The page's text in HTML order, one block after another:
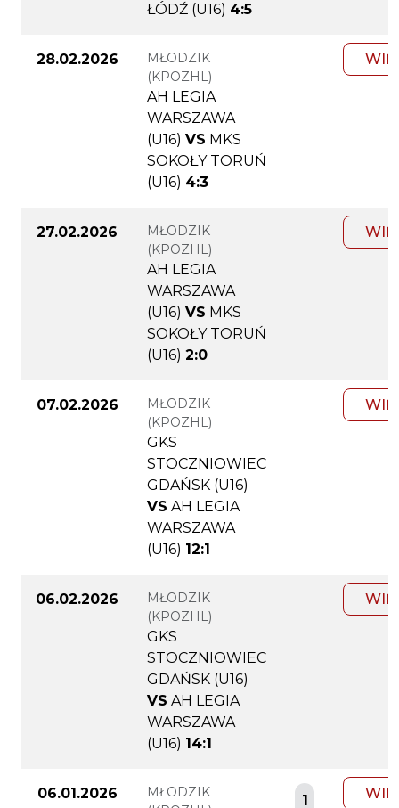
ŁÓDŹ (U16) 4:5
28.02.2026
MŁODZIK
(KPOZHL)
AH LEGIA
WARSZAWA
(U16) VS MKS
SOKOŁY TORUŃ
(U16) 4:3
27.02.2026
MŁODZIK
(KPOZHL)
AH LEGIA
WARSZAWA
(U16) VS MKS
SOKOŁY TORUŃ
(U16) 2:0
07.02.2026
MŁODZIK
(KPOZHL)
GKS
STOCZNIOWIEC
GDAŃSK (U16)
VS AH LEGIA
WARSZAWA
(U16) 12:1
06.02.2026
MŁODZIK
(KPOZHL)
GKS
STOCZNIOWIEC
GDAŃSK (U16)
VS AH LEGIA
WARSZAWA
(U16) 14:1
06.01.2026
MŁODZIK
1